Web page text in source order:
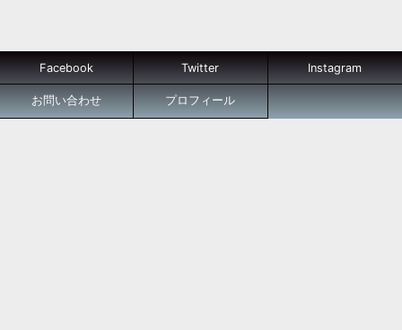
Facebook Twitter Instagram
お問い合わせ プロフィール